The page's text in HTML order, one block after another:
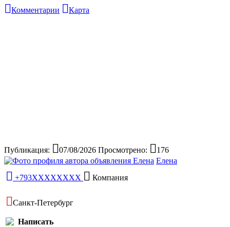
Комментарии
Карта
Публикация: 07/08/2026 Просмотрено:
176
Елена
+793XXXXXXXX
Компания
Санкт-Петербург
Написать